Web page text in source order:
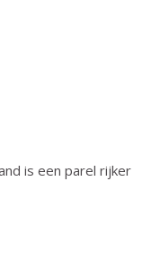
is een parel rijker